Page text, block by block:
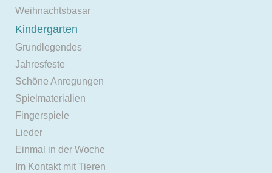
Weihnachtsbasar
Kindergarten
Grundlegendes
Jahresfeste
Schöne Anregungen
Spielmaterialien
Fingerspiele
Lieder
Einmal in der Woche
Im Kontakt mit Tieren